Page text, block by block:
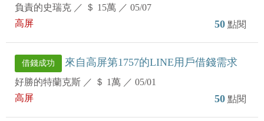
負責的史瑞克 ／ ＄ 15萬 ／ 05/07
高屏
50 點閱
借錢成功 來自高屏第1757的LINE用戶借錢需求
好勝的特蘭克斯 ／ ＄ 1萬 ／ 05/01
高屏
50 點閱